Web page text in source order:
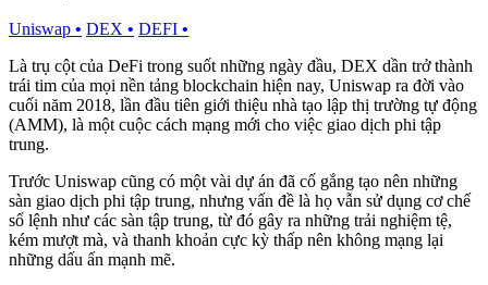
Uniswap • DEX • DEFI •
Là trụ cột của DeFi trong suốt những ngày đầu, DEX dần trở thành
trái tim của mọi nền tảng blockchain hiện nay, Uniswap ra đời vào
cuối năm 2018, lần đầu tiên giới thiệu nhà tạo lập thị trường tự động
(AMM), là một cuộc cách mạng mới cho việc giao dịch phi tập
trung.
Trước Uniswap cũng có một vài dự án đã cố gắng tạo nên những
sàn giao dịch phi tập trung, nhưng vấn đề là họ vẫn sử dụng cơ chế
sổ lệnh như các sàn tập trung, từ đó gây ra những trải nghiệm tệ,
kém mượt mà, và thanh khoản cực kỳ thấp nên không mạng lại
những dấu ấn mạnh mẽ.